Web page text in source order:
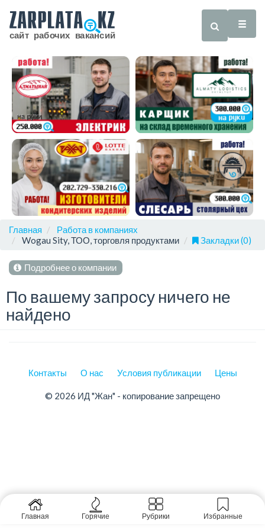
Главная
Работа в компаниях
Wogau Sity, ТОО, торговля продуктами
Закладки (0)
Подробнее о компании
По вашему запросу ничего не
найдено
Контакты О нас Условия публикации Цены
© 2026 ИД "Жан" - копирование запрещено
Главная Горячие Рубрики Избранные